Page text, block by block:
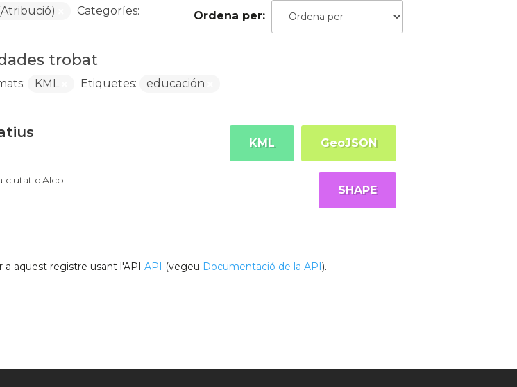
Ordena per
trobat
Categoríes:
KML Etiquetes: educación
ciutat d'Alcoi
GeoJSON
KML
SHAPE
a aquest registre usant l'API API (vegeu Documentació de la API).